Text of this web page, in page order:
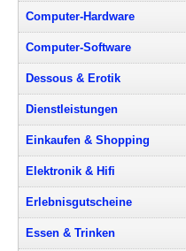
Computer-Hardware
Computer-Software
Dessous & Erotik
Dienstleistungen
Einkaufen & Shopping
Elektronik & Hifi
Erlebnisgutscheine
Essen & Trinken